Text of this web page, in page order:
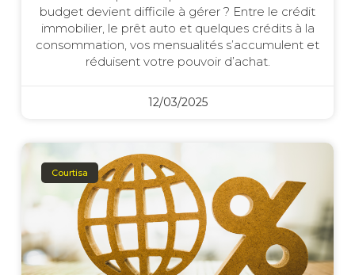
budget devient difficile à gérer ? Entre le crédit
immobilier, le prêt auto et quelques crédits à la
consommation, vos mensualités s’accumulent et
réduisent votre pouvoir d’achat.
12/03/2025
Courtisa